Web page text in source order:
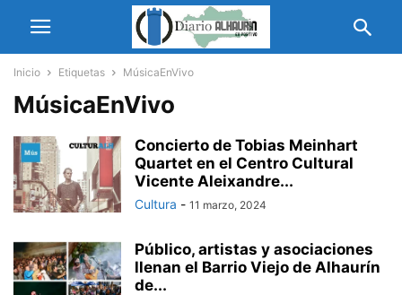
Inicio Etiquetas MúsicaEnVivo
MúsicaEnVivo
Concierto de Tobias Meinhart
Quartet en el Centro Cultural
Vicente Aleixandre...
Cultura - 11 marzo, 2024
Público, artistas y asociaciones
llenan el Barrio Viejo de Alhaurín
de...